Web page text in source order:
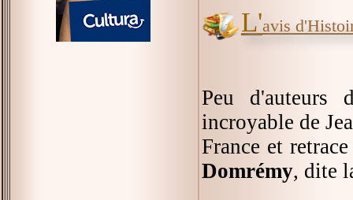
L'avis
Peu d'auteurs
incroyable de
France et
Domrémy, dite